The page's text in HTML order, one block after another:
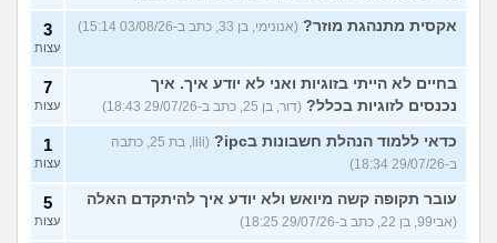
אקסית מתנהגת מוזר? (אנונימי, בן 33, כתב ב-03/08/26 15:14) 3
עצות
בחיים לא הייתי בזוגיות ואני לא יודע איך. איך
נכנסים לזוגיות בכלל? (דור, בן 25, כתב ב-29/07/26 18:43)
7
עצות
כדאי ללמוד הנהלת חשבונות בipc?
(lili, בת 25, כתבה
ב-29/07/26 18:34)
1
עצות
עובר תקופה קשה מיואש ולא יודע איך להיתקדם האלה
(אבי99, בן 22, כתב ב-29/07/26 18:25)
5
עצות